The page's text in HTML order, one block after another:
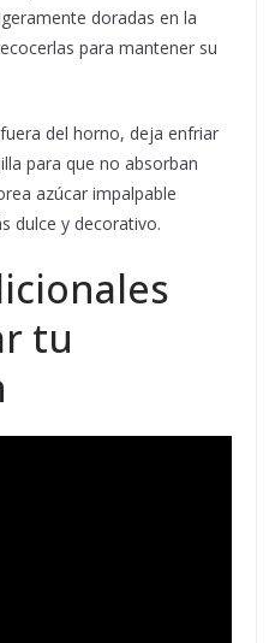
doradas en la
para mantener su
del horno, deja enfriar
para que no absorban
azúcar impalpable
dulce y decorativo.
tu